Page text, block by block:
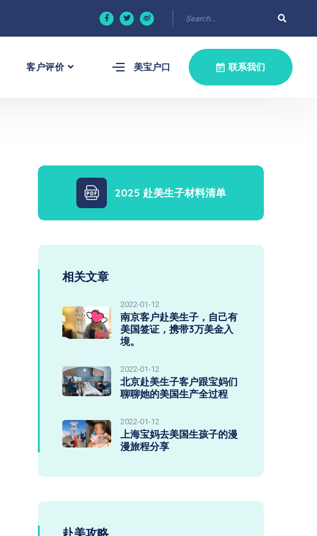
客户评价 美宝户口 联系我们
2025 赴美生子材料清单
相关文章
2022-01-12
南京客户赴美生子，自己有
美国签证，携带3万美金入
境。
2022-01-12
北京赴美生子客户跟宝妈们
聊聊她的美国生产全过程
2022-01-12
上海宝妈去美国生孩子的漫
漫旅程分享
赴美攻略